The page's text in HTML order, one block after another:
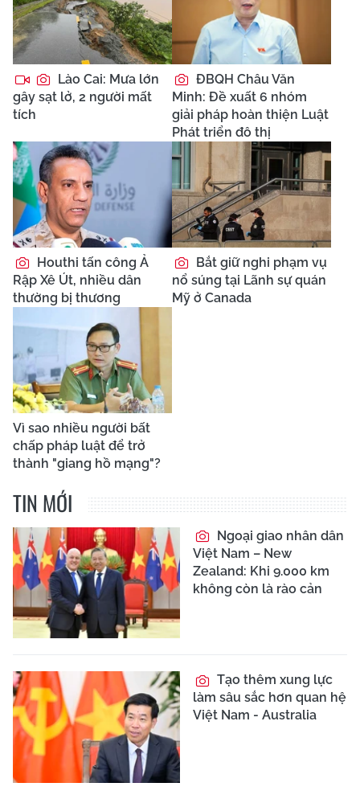
Lào Cai: Mưa lớn
gây sạt lở, 2 người mất
tích
ĐBQH Châu Văn
Minh: Đề xuất 6 nhóm
giải pháp hoàn thiện Luật
Phát triển đô thị
Houthi tấn công Ả
Rập Xê Út, nhiều dân
thường bị thương
Bắt giữ nghi phạm vụ
nổ súng tại Lãnh sự quán
Mỹ ở Canada
Vì sao nhiều người bất
chấp pháp luật để trở
thành "giang hồ mạng"?
TIN MỚI
Ngoại giao nhân dân
Việt Nam – New
Zealand: Khi 9.000 km
không còn là rào cản
Tạo thêm xung lực
làm sâu sắc hơn quan hệ
Việt Nam - Australia